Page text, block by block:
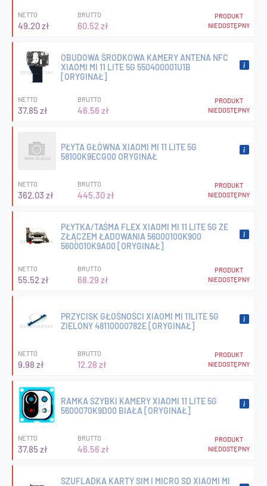
NETTO
49.20 zł
BRUTTO
60.52 zł
PRODUKT
NIEDOSTĘPNY
OBUDOWA ŚRODKOWA KAMERY ANTENA NFC
XIAOMI MI 11 LITE 5G 550400001U1B
[ORYGINAŁ]
NETTO
37.85 zł
BRUTTO
46.56 zł
PRODUKT
NIEDOSTĘPNY
PŁYTA GŁÓWNA XIAOMI MI 11 LITE 5G
58100K9ECG00 ORYGINAŁ
NETTO
362.03 zł
BRUTTO
445.30 zł
PRODUKT
NIEDOSTĘPNY
PŁYTKA/TAŚMA FLEX XIAOMI MI 11 LITE 5G ZE
ZŁĄCZEM ŁADOWANIA 56000100K900
5600010K9A00 [ORYGINAŁ]
NETTO
55.52 zł
BRUTTO
68.29 zł
PRODUKT
NIEDOSTĘPNY
PRZYCISK GŁOŚNOŚCI XIAOMI MI 11LITE 5G
ZIELONY 48110000782E [ORYGINAŁ]
NETTO
9.98 zł
BRUTTO
12.28 zł
PRODUKT
NIEDOSTĘPNY
RAMKA SZYBKI KAMERY XIAOMI 11 LITE 5G
5600070K9D00 BIAŁA [ORYGINAŁ]
NETTO
37.85 zł
BRUTTO
46.56 zł
PRODUKT
NIEDOSTĘPNY
SZUFLADKA KARTY SIM I MICRO SD XIAOMI MI